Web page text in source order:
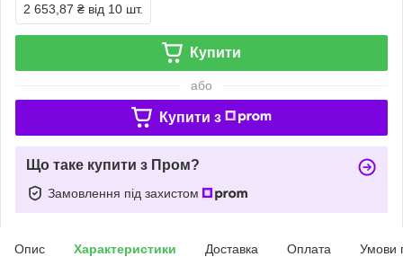
2 653,87 ₴ від 10 шт.
Купити
або
Купити з
Що таке купити з Пром?
Замовлення під захистом
Опис Характеристики Доставка Оплата Умови